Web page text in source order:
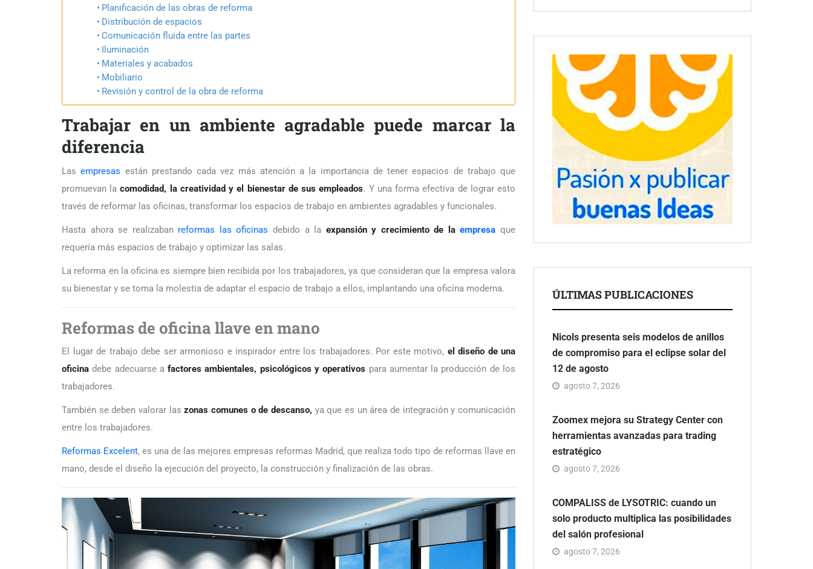
Planificación de las obras de reforma
Distribución de espacios
Comunicación fluida entre las partes
Iluminación
Materiales y acabados
Mobiliario
Revisión y control de la obra de reforma
Trabajar en un ambiente agradable puede marcar la
diferencia
Lasempresas están prestando cada vez más atención a la importancia de tener espacios de trabajo que
promuevan lacomodidad, la creatividad y el bienestar de sus empleados. Y una forma efectiva de lograr esto
través de reformar las oficinas, transformar los espacios de trabajo en ambientes agradables y funcionales.
Hasta ahora se realizaban reformas las oficinas debido a la expansión y crecimiento de laempresa que
requería más espacios de trabajo y optimizar las salas.
La reforma en la oficina es siempre bien recibida por los trabajadores, ya que consideran que la empresa valora
su bienestar y se toma la molestia de adaptar el espacio de trabajo a ellos, implantando una oficina moderna.
Reformas de oficina llave en mano
El lugar de trabajo debe ser armonioso e inspirador entre los trabajadores. Por este motivo, el diseño de una
oficina debe adecuarse afactores ambientales, psicológicos y operativos para aumentar la producción de los
trabajadores.
También se deben valorar laszonas comunes o de descanso, ya que es un área de integración y comunicación
entre los trabajadores.
Reformas Excelent, es una de las mejores empresas reformas Madrid, que realiza todo tipo de reformas llave en
mano, desde el diseño la ejecución del proyecto, la construcción y finalización de las obras.
ÚLTIMAS PUBLICACIONES
Nicols presenta seis modelos de anillos
de compromiso para el eclipse solar del
12 de agosto
agosto 7, 2026
Zoomex mejora su Strategy Center con
herramientas avanzadas para trading
estratégico
agosto 7, 2026
COMPALISS de LYSOTRIC: cuando un
solo producto multiplica las posibilidades
del salón profesional
agosto 7, 2026